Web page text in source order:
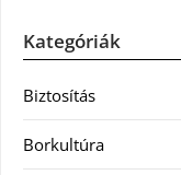
Kategóriák
Biztosítás
Borkultúra